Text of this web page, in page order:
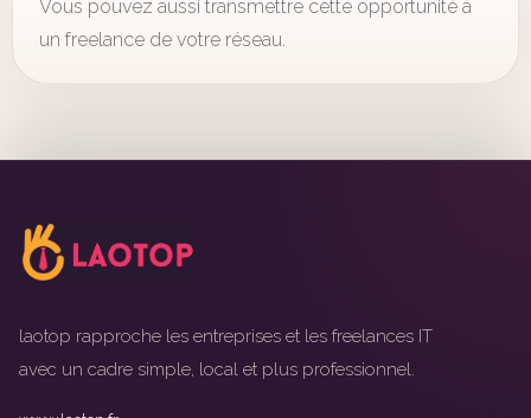
Vous pouvez aussi transmettre cette opportunité à
un freelance de votre réseau.
laotop rapproche les entreprises et les freelances IT
avec un cadre simple, local et plus professionnel.